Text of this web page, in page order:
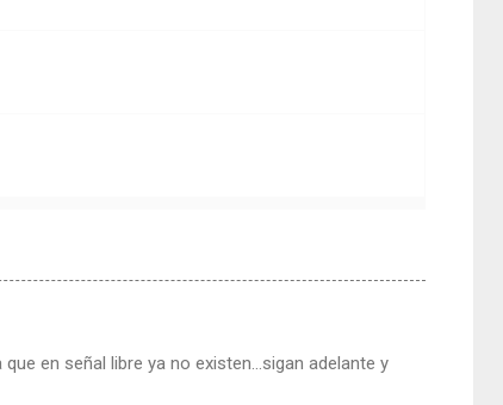
en señal libre ya no existen...sigan adelante y